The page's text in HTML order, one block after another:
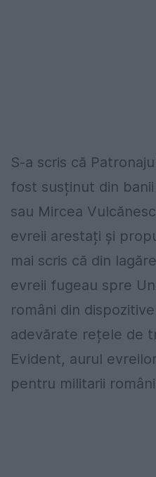
S-a scris că
fost susținut din
sau Mircea
evreii arestați și
mai scris că din
evreii fugeau spre
români din
adevărate rețele de
Evident, aurul
pentru militarii